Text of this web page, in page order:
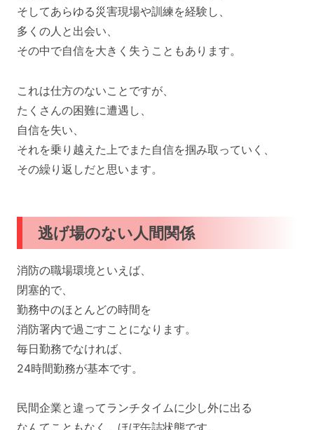
そしてあらゆる災害現場や訓練を経験し、
多くの人と出会い、
その中で自信を大きく失うこともあります。
これは仕方のないことですが、
たくさんの困難に遭遇し、
自信を失い、
それを乗り越えた上でまた自信を掴み取っていく、
その繰り返しだと思います。
逃げ場のない人間関係
消防の職場環境といえば、
閉塞的で、
勤務中のほとんどの時間を
消防署内で過ごすことになります。
毎日勤務でなければ、
24時間勤務が基本です。
民間企業と違ってランチタイムに少し外に出る